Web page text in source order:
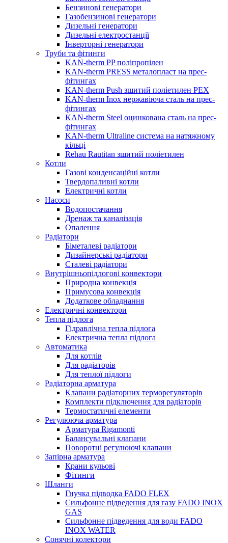
Бензинові генератори
Газобензинові генератори
Дизельні генератори
Дизельні електростанції
Інверторні генератори
Труби та фітинги
KAN-therm PP поліпропілен
KAN-therm PRESS металопласт на прес-
фітингах
KAN-therm Push зшитий поліетилен PEX
KAN-therm Inox нержавіюча сталь на прес-
фітингах
KAN-therm Steel оцинкована сталь на прес-
фітингах
KAN-therm Ultraline система на натяжному
кільці
Rehau Rautitan зшитий поліетилен
Котли
Газові конденсаційні котли
Твердопаливні котли
Електричні котли
Насоси
Водопостачання
Дренаж та каналізація
Опалення
Радіатори
Біметалеві радіатори
Дизайнерські радіатори
Сталеві радіатори
Внутрішньопідлогові конвектори
Природна конвекція
Примусова конвекція
Додаткове обладнання
Електричні конвектори
Тепла підлога
Гідравлічна тепла підлога
Електрична тепла підлога
Автоматика
Для котлів
Для радіаторів
Для теплої підлоги
Радіаторна арматура
Клапани радіаторних терморегуляторів
Комплекти підключення для радіаторів
Термостатичні елементи
Регулююча арматура
Арматура Rigamonti
Балансувальні клапани
Поворотні регулюючі клапани
Запірна арматура
Крани кульові
Фітинги
Шланги
Гнучка підводка FADO FLEX
Сильфонне підведення для газу FADO INOX
GAS
Сильфонне підведення для води FADO
INOX WATER
Сонячні колектори